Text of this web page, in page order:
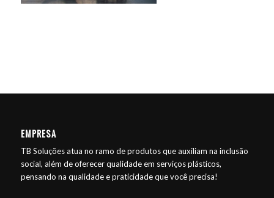
EMPRESA
TB Soluções atua no ramo de produtos que auxiliam na inclusão
social, além de oferecer qualidade em serviços plásticos,
pensando na qualidade e praticidade que você precisa!